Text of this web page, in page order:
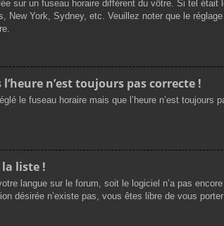
sur un fuseau horaire différent du vôtre. Si tel
New York, Sydney, etc. Veuillez noter que le
n’est toujours pas correcte !
le fuseau horaire mais que l’heure n’est
liste !
langue sur le forum, soit le logiciel n’a pas
désirée n’existe pas, vous êtes libre de vous